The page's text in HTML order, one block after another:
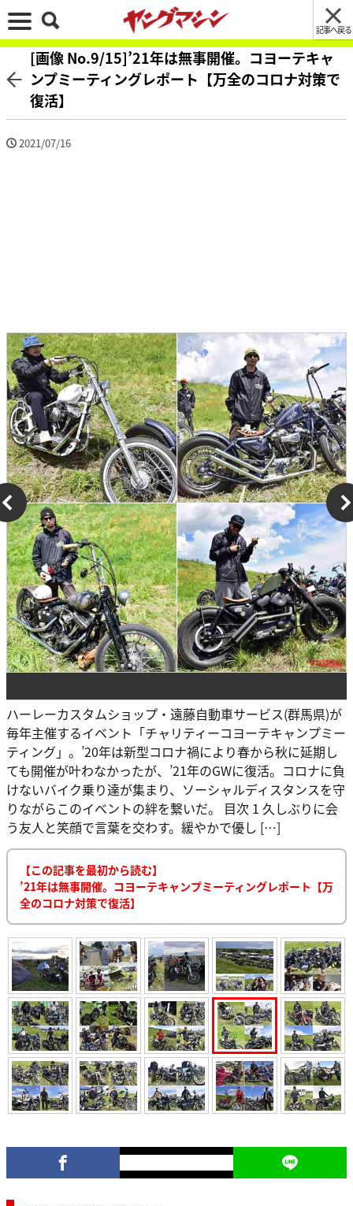
記事へ戻る
[画像 No.9/15]’21年は無事開催。コヨーテキャ
ンプミーティングレポート【万全のコロナ対策で
復活】
2021/07/16
ハーレーカスタムショップ・遠藤自動車サービス(群馬県)が
毎年主催するイベント「チャリティーコヨーテキャンプミー
ティング」。’20年は新型コロナ禍により春から秋に延期し
ても開催が叶わなかったが、’21年のGWに復活。コロナに負
けないバイク乗り達が集まり、ソーシャルディスタンスを守
りながらこのイベントの絆を繋いだ。 目次 1 久しぶりに会
う友人と笑顔で言葉を交わす。緩やかで優し […]
【この記事を最初から読む】
’21年は無事開催。コヨーテキャンプミーティングレポート【万
全のコロナ対策で復活】